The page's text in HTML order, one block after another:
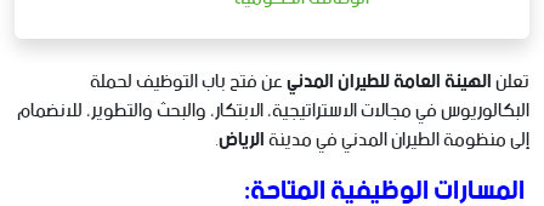
تعلنالهيئة العامة للطيران المدنيعن فتح باب التوظيف لحملة
البكالوريوس في مجالات الاستراتيجية، الابتكار، والبحث والتطوير، للانضمام
إلى منظومة الطيران المدني في مدينةالرياض.
المسارات الوظيفية المتاحة: